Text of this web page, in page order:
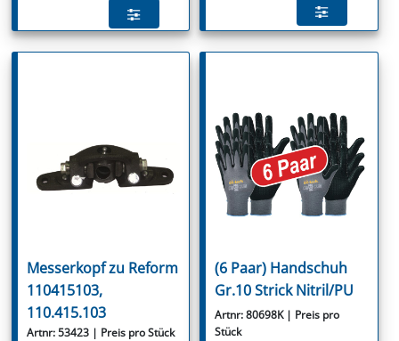
Messerkopf zu Reform
110415103,
110.415.103
Artnr: 53423 | Preis pro Stück
(6 Paar) Handschuh
Gr.10 Strick Nitril/PU
Artnr: 80698K | Preis pro
Stück